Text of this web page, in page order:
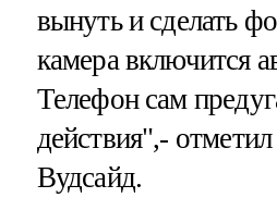
вынуть и сделать
камера включится
Телефон сам
действия",-
Вудсайд.